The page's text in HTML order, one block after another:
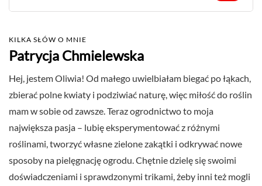
KILKA SŁÓW O MNIE
Patrycja Chmielewska
Hej, jestem Oliwia! Od małego uwielbiałam biegać po łąkach,
zbierać polne kwiaty i podziwiać naturę, więc miłość do roślin
mam w sobie od zawsze. Teraz ogrodnictwo to moja
największa pasja – lubię eksperymentować z różnymi
roślinami, tworzyć własne zielone zakątki i odkrywać nowe
sposoby na pielęgnację ogrodu. Chętnie dzielę się swoimi
doświadczeniami i sprawdzonymi trikami, żeby inni też mogli